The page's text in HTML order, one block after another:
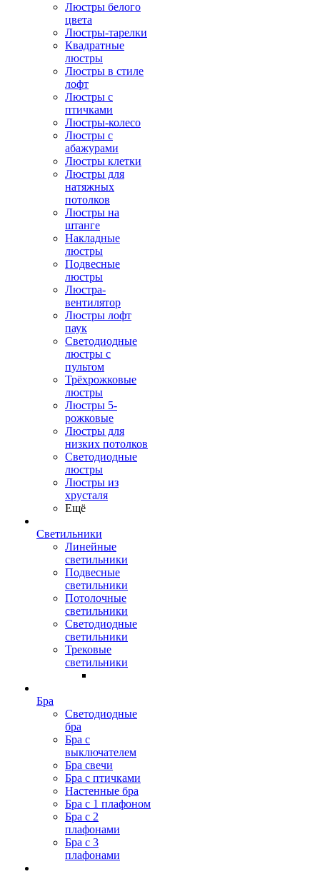
Люстры белого
цвета
Люстры-тарелки
Квадратные
люстры
Люстры в стиле
лофт
Люстры с
птичками
Люстры-колесо
Люстры с
абажурами
Люстры клетки
Люстры для
натяжных
потолков
Люстры на
штанге
Накладные
люстры
Подвесные
люстры
Люстра-
вентилятор
Люстры лофт
паук
Светодиодные
люстры с
пультом
Трёхрожковые
люстры
Люстры 5-
рожковые
Люстры для
низких потолков
Cветодиодные
люстры
Люстры из
хрусталя
Ещё
Светильники
Линейные
светильники
Подвесные
светильники
Потолочные
светильники
Светодиодные
светильники
Трековые
светильники
Бра
Светодиодные
бра
Бра с
выключателем
Бра свечи
Бра с птичками
Настенные бра
Бра с 1 плафоном
Бра с 2
плафонами
Бра с 3
плафонами